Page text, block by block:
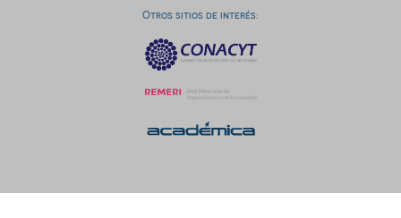
Otros sitios de interés: